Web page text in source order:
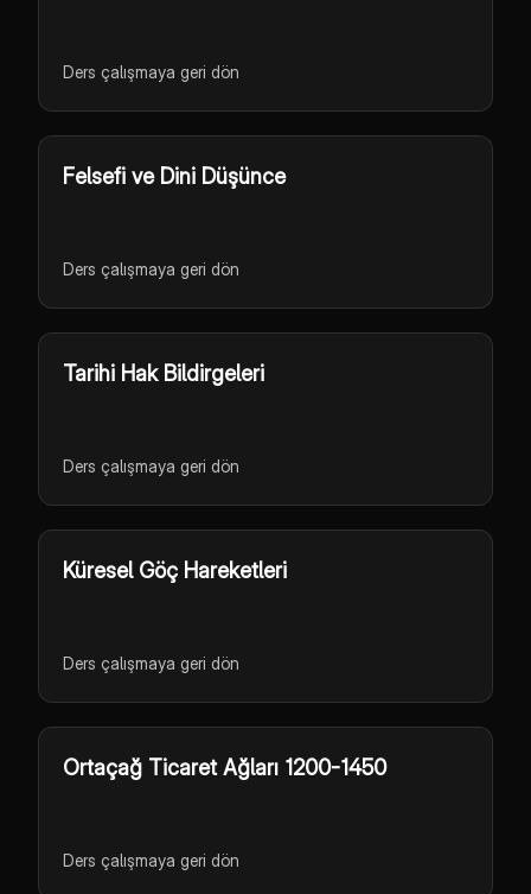
Ders çalışmaya geri dön
Felsefi ve Dini Düşünce
Ders çalışmaya geri dön
Tarihi Hak Bildirgeleri
Ders çalışmaya geri dön
Küresel Göç Hareketleri
Ders çalışmaya geri dön
Ortaçağ Ticaret Ağları 1200-1450
Ders çalışmaya geri dön